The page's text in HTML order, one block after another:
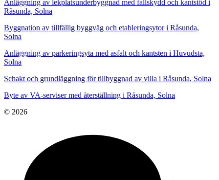
Anläggning av lekplatsunderbyggnad med fallskydd och kantstöd i
Råsunda, Solna
Byggnation av tillfällig byggväg och etableringsytor i Råsunda,
Solna
Anläggning av parkeringsyta med asfalt och kantsten i Huvudsta,
Solna
Schakt och grundläggning för tillbyggnad av villa i Råsunda, Solna
Byte av VA-serviser med återställning i Råsunda, Solna
© 2026